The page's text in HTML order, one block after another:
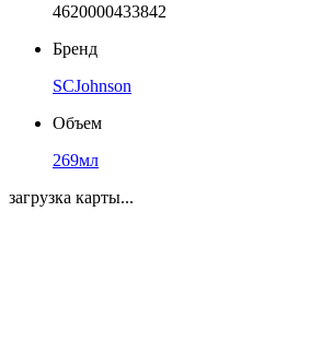
4620000433842
Бренд
SCJohnson
Объем
269мл
загрузка карты...